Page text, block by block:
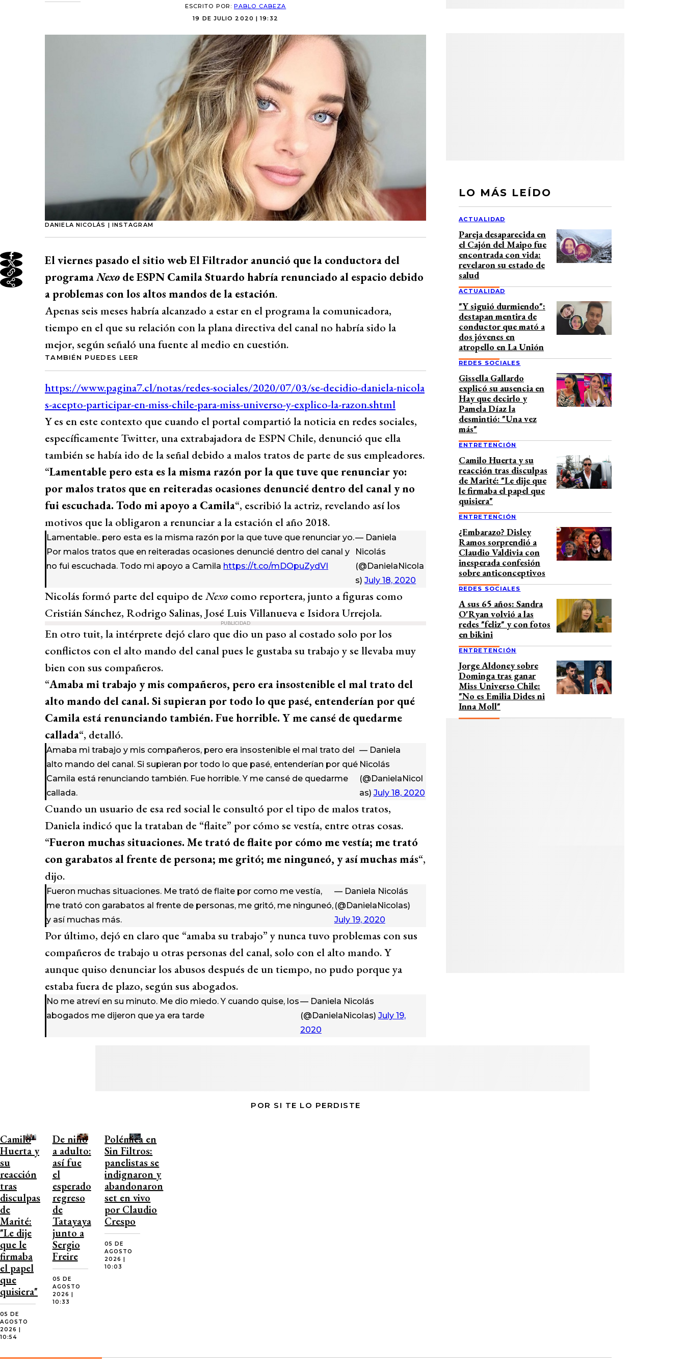
ESCRITO POR:PABLO CABEZA
19 DE JULIO 2020 | 19:32
DANIELA NICOLÁS | INSTAGRAM
El viernes pasado el sitio web El Filtrador anunció que la conductora del
programaNexo de ESPN Camila Stuardo habría renunciado al espacio debido
a problemas con los altos mandos de la estación.
Apenas seis meses habría alcanzado a estar en el programa la comunicadora,
tiempo en el que su relación con la plana directiva del canal no habría sido la
mejor, según señaló una fuente al medio en cuestión.
TAMBIÉN PUEDES LEER
Y es en este contexto que cuando el portal compartió la noticia en redes sociales,
específicamente Twitter, una extrabajadora de ESPN Chile, denunció que ella
también se había ido de la señal debido a malos tratos de parte de sus empleadores.
“Lamentable pero esta es la misma razón por la que tuve que renunciar yo:
por malos tratos que en reiteradas ocasiones denuncié dentro del canal y no
fui escuchada. Todo mi apoyo a Camila“, escribió la actriz, revelando así los
motivos que la obligaron a renunciar a la estación el año 2018.
Lamentable.. pero esta es la misma razón por la que tuve que renunciar yo.
Por malos tratos que en reiteradas ocasiones denuncié dentro del canal y
no fui escuchada. Todo mi apoyo a Camila https://t.co/mDOpuZydVI
— Daniela
Nicolás
(@DanielaNicola
s)July 18, 2020
Nicolás formó parte del equipo de Nexo como reportera, junto a figuras como
Cristián Sánchez, Rodrigo Salinas, José Luis Villanueva e Isidora Urrejola.
PUBLICIDAD
En otro tuit, la intérprete dejó claro que dio un paso al costado solo por los
conflictos con el alto mando del canal pues le gustaba su trabajo y se llevaba muy
bien con sus compañeros.
“Amaba mi trabajo y mis compañeros, pero era insostenible el mal trato del
alto mando del canal. Si supieran por todo lo que pasé, entenderían por qué
Camila está renunciando también. Fue horrible. Y me cansé de quedarme
callada“, detalló.
Amaba mi trabajo y mis compañeros, pero era insostenible el mal trato del
alto mando del canal. Si supieran por todo lo que pasé, entenderían por qué
Camila está renunciando también. Fue horrible. Y me cansé de quedarme
callada.
— Daniela
Nicolás
(@DanielaNicol
as) July 18, 2020
Cuando un usuario de esa red social le consultó por el tipo de malos tratos,
Daniela indicó que la trataban de “flaite” por cómo se vestía, entre otras cosas.
“Fueron muchas situaciones. Me trató de flaite por cómo me vestía; me trató
con garabatos al frente de persona; me gritó; me ninguneó, y así muchas más“,
dijo.
Fueron muchas situaciones. Me trató de flaite por como me vestía,
me trató con garabatos al frente de personas, me gritó, me ninguneó,
y así muchas más.
— Daniela Nicolás
(@DanielaNicolas)
July 19, 2020
Por último, dejó en claro que “amaba su trabajo” y nunca tuvo problemas con sus
compañeros de trabajo u otras personas del canal, solo con el alto mando. Y
aunque quiso denunciar los abusos después de un tiempo, no pudo porque ya
estaba fuera de plazo, según sus abogados.
No me atreví en su minuto. Me dio miedo. Y cuando quise, los
abogados me dijeron que ya era tarde
— Daniela Nicolás
(@DanielaNicolas) July 19,
2020
LO MÁS LEÍDO
ACTUALIDAD
Pareja desaparecida en
el Cajón del Maipo fue
encontrada con vida:
revelaron su estado de
salud
ACTUALIDAD
"Y siguió durmiendo":
destapan mentira de
conductor que mató a
dos jóvenes en
atropello en La Unión
REDES SOCIALES
Gissella Gallardo
explicó su ausencia en
Hay que decirlo y
Pamela Díaz la
desmintió: "Una vez
más"
ENTRETENCIÓN
Camilo Huerta y su
reacción tras disculpas
de Marité: "Le dije que
le firmaba el papel que
quisiera"
ENTRETENCIÓN
¿Embarazo? Disley
Ramos sorprendió a
Claudio Valdivia con
inesperada confesión
sobre anticonceptivos
REDES SOCIALES
A sus 65 años: Sandra
O'Ryan volvió a las
redes "feliz" y con fotos
en bikini
ENTRETENCIÓN
Jorge Aldoney sobre
Dominga tras ganar
Miss Universo Chile:
"No es Emilia Dides ni
Inna Moll"
POR SI TE LO PERDISTE
Camilo
Huerta y
su
reacción
tras
disculpas
de
Marité:
"Le dije
que le
firmaba
el papel
que
quisiera"
05 DE
AGOSTO
2026 |
10:54
De niño
a adulto:
así fue
el
esperado
regreso
de
Tatayaya
junto a
Sergio
Freire
05 DE
AGOSTO
2026 |
10:33
Polémica en
Sin Filtros:
panelistas se
indignaron y
abandonaron
set en vivo
por Claudio
Crespo
05 DE
AGOSTO
2026 |
10:03